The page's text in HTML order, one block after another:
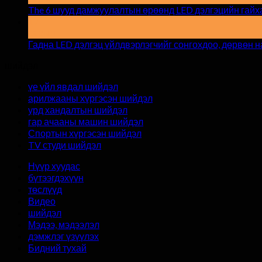
The 6 шууд дамжуулалтын өрөөнд LED дэлгэцийн
Гадна LED дэлгэц үйлдвэрлэгчийг сонгохдоо,
үе үйл явдал шийдэл
арилжааны хүргэсэн шийдэл
урд хандалтын шийдэл
гар ачааны машин шийдэл
Спортын хүргэсэн шийдэл
TV студи шийдэл
Нүүр хуудас
бүтээгдэхүүн
төслүүд
Видео
шийдэл
Мэдээ, мэдээлэл
дэмжлэг үзүүлэх
Бидний тухай